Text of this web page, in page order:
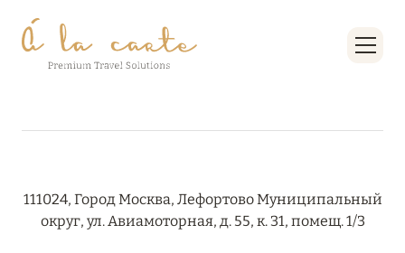
111024, Город Москва, Лефортово Муниципальный
округ, ул. Авиамоторная, д. 55, к. 31, помещ. 1/3